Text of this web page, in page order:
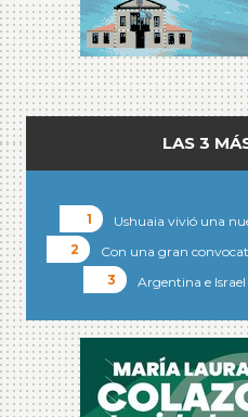
LAS 3
Ushuaia vivió una
Con una gran
Argentina e